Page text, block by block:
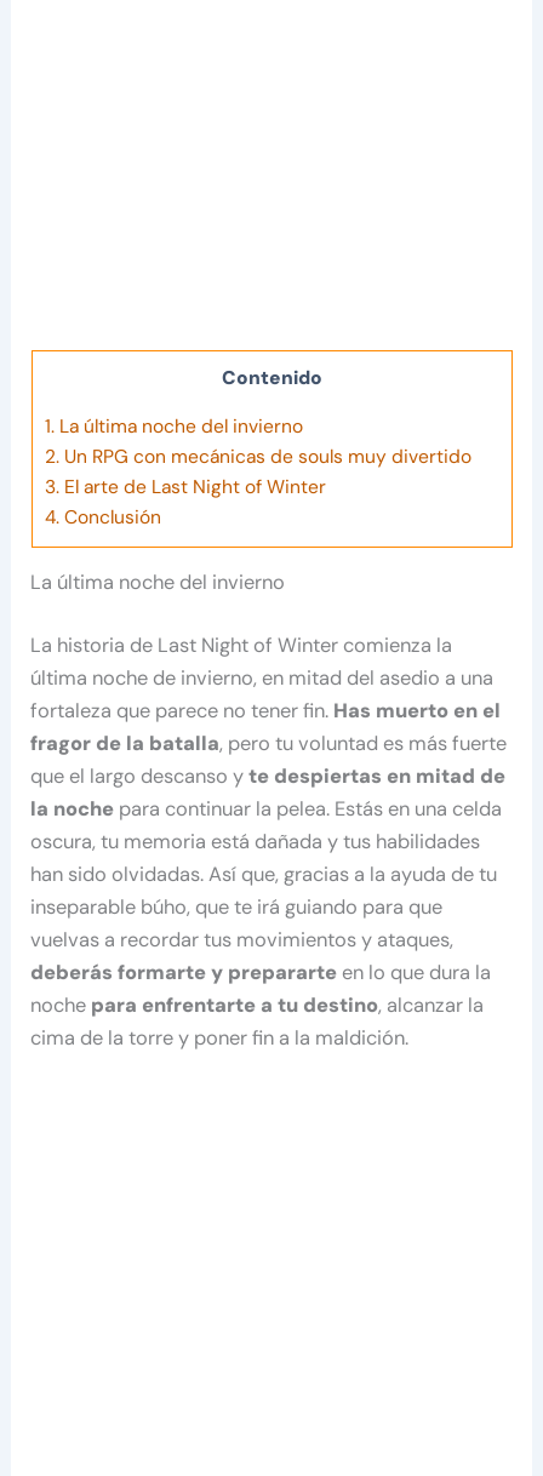
Contenido
1.La última noche del invierno
2.Un RPG con mecánicas de souls muy divertido
3.El arte de Last Night of Winter
4.Conclusión
La última noche del invierno
La historia de Last Night of Winter comienza la
última noche de invierno, en mitad del asedio a una
fortaleza que parece no tener fin. Has muerto en el
fragor de la batalla, pero tu voluntad es más fuerte
que el largo descanso yte despiertas en mitad de
la noche para continuar la pelea. Estás en una celda
oscura, tu memoria está dañada y tus habilidades
han sido olvidadas. Así que, gracias a la ayuda de tu
inseparable búho, que te irá guiando para que
vuelvas a recordar tus movimientos y ataques,
deberás formarte y prepararte en lo que dura la
noche para enfrentarte a tu destino, alcanzar la
cima de la torre y poner fin a la maldición.